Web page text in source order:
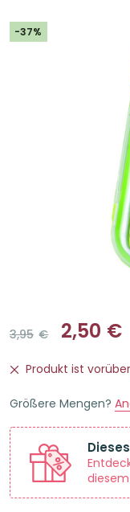
-37%
3,95 €
Preis
war:
3,95€
2,50 €
Aktueller
Preis
ist:
2,50€.
Produkt ist
Größere Mengen?